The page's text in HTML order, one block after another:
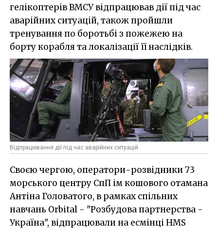
гелікоптерів ВМСУ відпрацював дії під час
аварійних ситуацій, також пройшли
тренування по боротьбі з пожежею на
борту корабля та локалізації її наслідків.
Відпрацювання дії під час аварійних ситуацій
Своєю чергою, оператори-розвідники 73
морського центру СпП ім кошового отамана
Антіна Головатого, в рамках спільних
навчань Orbital - "Розбудова партнерства -
Україна", відпрацювали на есмінці HMS